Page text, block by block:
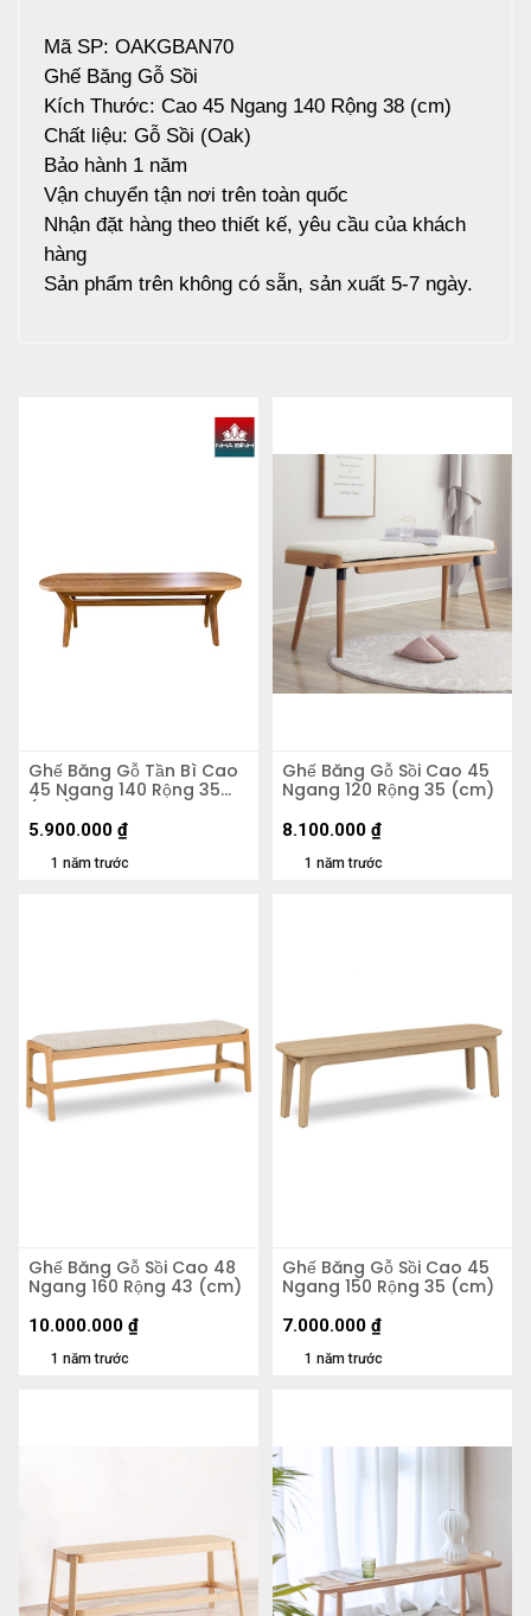
Mã SP: OAKGBAN70
Ghế Băng Gỗ Sồi
Kích Thước: Cao 45 Ngang 140 Rộng 38 (cm)
Chất liệu: Gỗ Sồi (Oak)
Bảo hành 1 năm
Vận chuyển tận nơi trên toàn quốc
Nhận đặt hàng theo thiết kế, yêu cầu của khách
hàng
Sản phẩm trên không có sẵn, sản xuất 5-7 ngày.
Ghế Băng Gỗ Tần Bì Cao
45 Ngang 140 Rộng 35
(cm)
1 năm trước
5.900.000 ₫
Ghế Băng Gỗ Sồi Cao 45
Ngang 120 Rộng 35 (cm)
1 năm trước
8.100.000 ₫
Ghế Băng Gỗ Sồi Cao 48
Ngang 160 Rộng 43 (cm)
1 năm trước
10.000.000 ₫
Ghế Băng Gỗ Sồi Cao 45
Ngang 150 Rộng 35 (cm)
1 năm trước
7.000.000 ₫